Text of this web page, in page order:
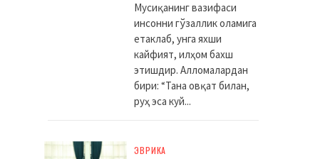
Мусиқанинг вазифаси
инсонни гўзаллик оламига
етаклаб, унга яхши
кайфият, илҳом бахш
этишдир. Алломалардан
бири: “Тана овқат билан,
руҳ эса куй...
ЭВРИКА